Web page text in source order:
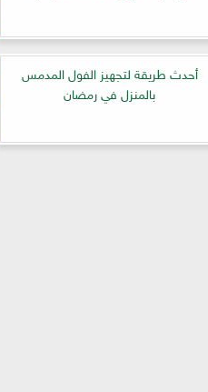
أحدث طريقة لتجهيز الفول المدمس
بالمنزل في رمضان